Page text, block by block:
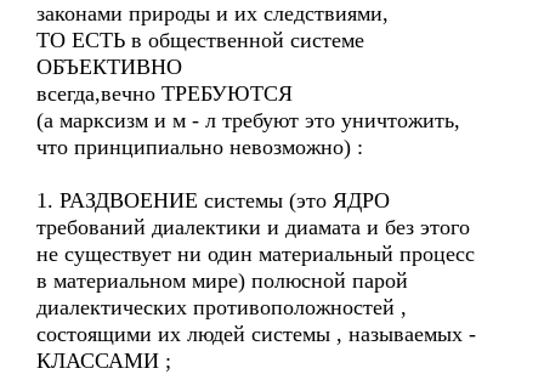
законами природы и их следствиями,
ТО ЕСТЬ в общественной системе
ОБЪЕКТИВНО
всегда,вечно ТРЕБУЮТСЯ
(а марксизм и м - л требуют это уничтожить,
что принципиально невозможно) :
1. РАЗДВОЕНИЕ системы (это ЯДРО
требований диалектики и диамата и без этого
не существует ни один материальный процесс
в материальном мире) полюсной парой
диалектических противоположностей ,
состоящими их людей системы , называемых -
КЛАССАМИ ;